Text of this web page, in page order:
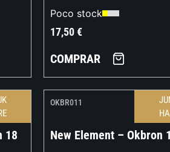
Poco stock
17,50€
COMPRAR
18
OKBR011
New Element – Okbron